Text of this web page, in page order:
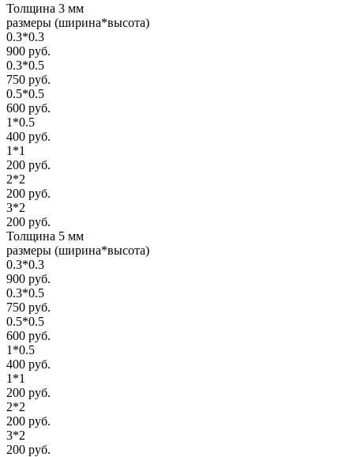
Толщина 3 мм
размеры (ширина*высота)
0.3*0.3
900 руб.
0.3*0.5
750 руб.
0.5*0.5
600 руб.
1*0.5
400 руб.
1*1
200 руб.
2*2
200 руб.
3*2
200 руб.
Толщина 5 мм
размеры (ширина*высота)
0.3*0.3
900 руб.
0.3*0.5
750 руб.
0.5*0.5
600 руб.
1*0.5
400 руб.
1*1
200 руб.
2*2
200 руб.
3*2
200 руб.